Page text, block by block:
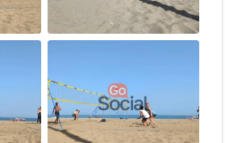
, el organizador, te responde por
los eventos y novedades? Únete a
📣